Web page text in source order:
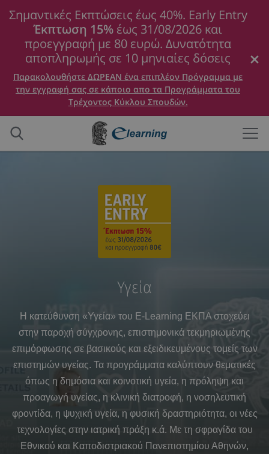
Σημαντικές Εκπτώσεις έως 40%. Early Entry
Έκπτωση 15% έως 31/08/2026 και
προεγγραφή με 80 ευρώ. Δυνατότητα
αποπληρωμής σε 10 μηνιαίες δόσεις
Παρακολουθήστε ΔΩΡΕΑΝ ένα επιπλέον Πρόγραμμα με
την εγγραφή σας σε κάποιο απο τα Προγράμματα του
Τρέχοντος Κύκλου Σπουδών.
Υγεία
Η κατεύθυνση «Υγεία» του E-Learning ΕΚΠΑ στοχεύει
στην παροχή σύγχρονης, επιστημονικά τεκμηριωμένης
επιμόρφωσης σε βασικούς και εξειδικευμένους τομείς των
επιστημών υγείας. Τα προγράμματα καλύπτουν θεματικές
όπως η δημόσια και κοινοτική υγεία, η πρόληψη και
προαγωγή υγείας, η κλινική διατροφή, η νοσηλευτική
φροντίδα, η ψυχική υγεία, η φυσική δραστηριότητα, οι νέες
τεχνολογίες στην ιατρική πράξη κ.ά. Με τη σφραγίδα του
Εθνικού και Καποδιστριακού Πανεπιστημίου Αθηνών,